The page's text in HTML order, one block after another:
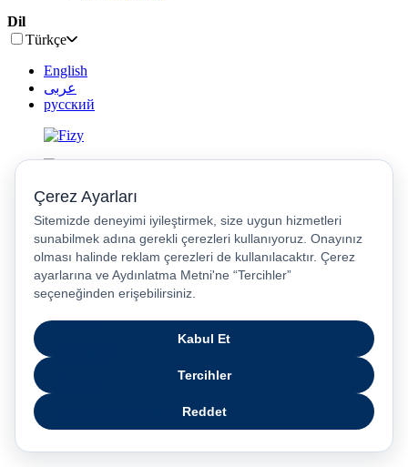
Dil
Türkçe
English
عربى
русский